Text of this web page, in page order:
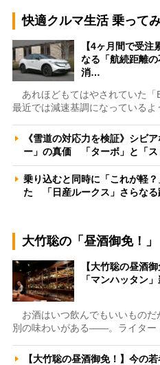
快適クルマ生活 乗って
【4ヶ月間で受
なる「航続距離
消…
あれほどもてはやされていた「
最近では減速基調になっているよ
《雪道の対応力を検証》シビ
ー」の真価 「ターボ」と「
乗り込むと同時に「これが軽
た 「日産ルークス」さらな
大竹聡の「昼酒御免！」
【大竹聡の昼酒
「マンハッタン
お酒はいつ飲んでもいいものだ
別の味わいがある――。ライター
【大竹聡の昼酒御免！】今の